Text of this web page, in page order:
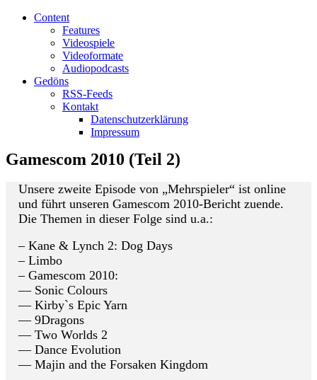
Content
Features
Videospiele
Videoformate
Audiopodcasts
Gedöns
RSS-Feeds
Kontakt
Datenschutzerklärung
Impressum
Gamescom 2010 (Teil 2)
Unsere zweite Episode von „Mehrspieler“ ist online
und führt unseren Gamescom 2010-Bericht zuende.
Die Themen in dieser Folge sind u.a.:
– Kane & Lynch 2: Dog Days
– Limbo
– Gamescom 2010:
— Sonic Colours
— Kirby`s Epic Yarn
— 9Dragons
— Two Worlds 2
— Dance Evolution
— Majin and the Forsaken Kingdom